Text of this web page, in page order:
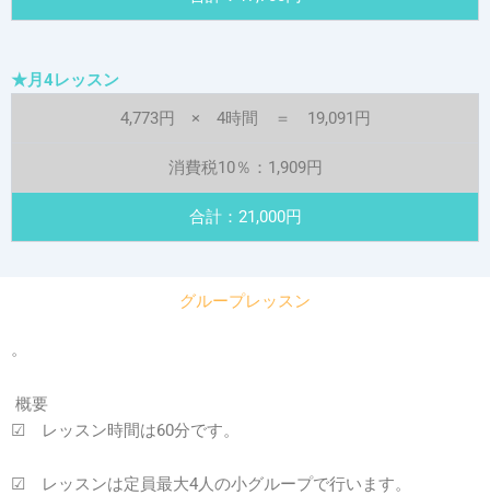
★月4レッスン
4,773円 × 4時間 ＝ 19,091円
消費税10％：1,909円
合計：21,000円
グループレッスン
。
概要
☑ レッスン時間は60分です。
☑ レッスンは定員最大4人の小グループで行います。